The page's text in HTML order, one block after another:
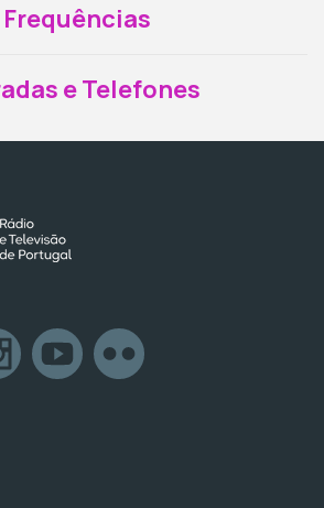
Frequências
e Telefones